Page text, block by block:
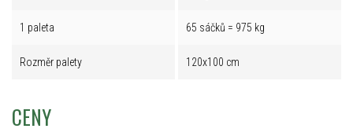
1 paleta 65 sáčků = 975 kg
Rozměr palety 120x100 cm
CENY